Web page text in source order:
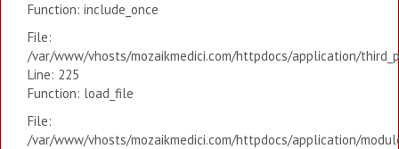
Function: include_once
File:
/var/www/vhosts/mozaikmedici.com/httpdocs/application/
Line: 225
Function: load_file
File:
/var/www/vhosts/mozaikmedici.com/httpdocs/application/